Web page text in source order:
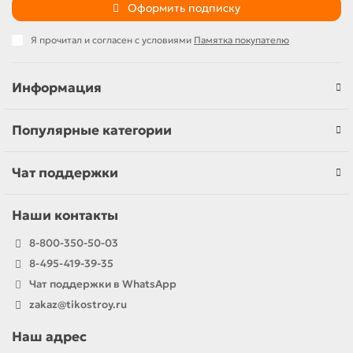
Оформить подписку
Я прочитал и согласен с условиями Памятка покупателю
Информация
Популярные категории
Чат поддержки
Наши контакты
8-800-350-50-03
8-495-419-39-35
Чат поддержки в WhatsApp
zakaz@tikostroy.ru
Наш адрес